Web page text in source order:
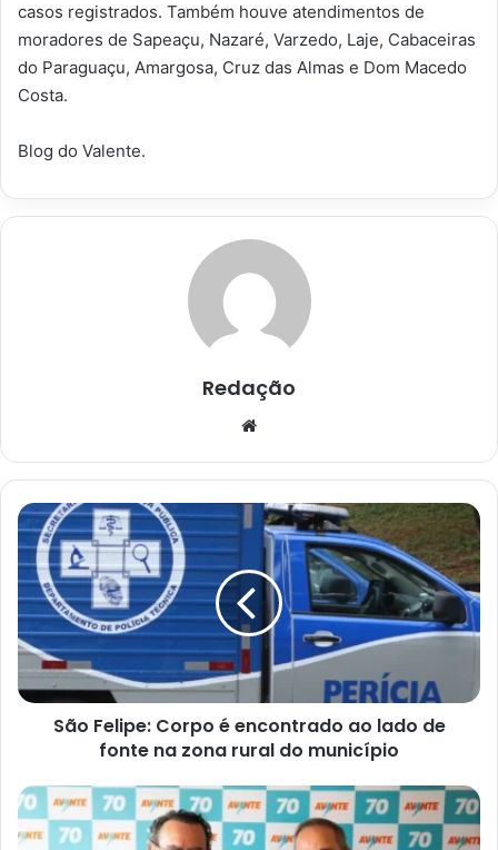
casos registrados. Também houve atendimentos de
moradores de Sapeaçu, Nazaré, Varzedo, Laje, Cabaceiras
do Paraguaçu, Amargosa, Cruz das Almas e Dom Macedo
Costa.
Blog do Valente.
Redação
São
Felipe:
Corpo
é
encontrado
ao
lado
de
fonte
do
município
São Felipe: Corpo é encontrado ao lado de
fonte na zona rural do município
Avante
anuncia
escritor